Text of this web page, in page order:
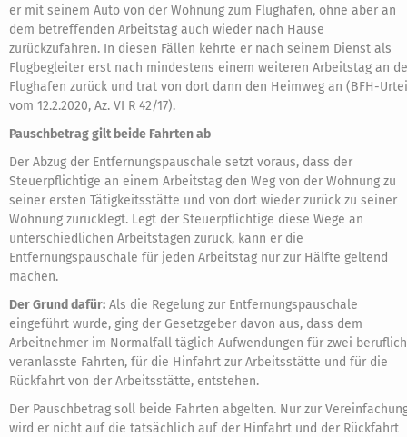
er mit seinem Auto von der Wohnung zum Flughafen, ohne aber an
dem betreffenden Arbeitstag auch wieder nach Hause
zurückzufahren. In diesen Fällen kehrte er nach seinem Dienst als
Flugbegleiter erst nach mindestens einem weiteren Arbeitstag an
Flughafen zurück und trat von dort dann den Heimweg an (BFH-
vom 12.2.2020, Az. VI R 42/17).
Pauschbetrag gilt beide Fahrten ab
Der Abzug der Entfernungspauschale setzt voraus, dass der
Steuerpflichtige an einem Arbeitstag den Weg von der Wohnung zu
seiner ersten Tätigkeitsstätte und von dort wieder zurück zu seiner
Wohnung zurücklegt. Legt der Steuerpflichtige diese Wege an
unterschiedlichen Arbeitstagen zurück, kann er die
Entfernungspauschale für jeden Arbeitstag nur zur Hälfte geltend
machen.
Der Grund dafür: Als die Regelung zur Entfernungspauschale
eingeführt wurde, ging der Gesetzgeber davon aus, dass dem
Arbeitnehmer im Normalfall täglich Aufwendungen für zwei beruflich
veranlasste Fahrten, für die Hinfahrt zur Arbeitsstätte und für die
Rückfahrt von der Arbeitsstätte, entstehen.
Der Pauschbetrag soll beide Fahrten abgelten. Nur zur
wird er nicht auf die tatsächlich auf der Hinfahrt und der Rückfahrt